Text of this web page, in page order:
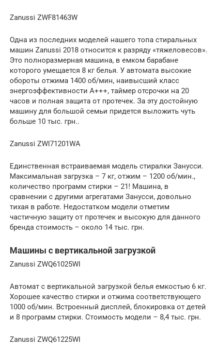
Zanussi ZWF81463W
Одна из последних моделей нашего топа стиральных
машин Zanussi 2018 относится к разряду «тяжеловесов».
Это полноразмерная машина, в емком барабане
которого умещается 8 кг белья. У автомата высокие
обороты отжима 1400 об/мин, наивысший класс
энергоэффективности A+++, таймер отсрочки на 20
часов и полная защита от протечек. За эту достойную
машину для большой семьи придется выложить чуть
больше 10 тыс. грн..
Zanussi ZWI71201WA
Единственная встраиваемая модель стиралки Занусси.
Максимальная загрузка – 7 кг, отжим – 1200 об/мин.,
количество программ стирки – 21! Машина, в
сравнении с другими агрегатами Занусси, довольно
тихая в работе. Недостатком модели отметим
частичную защиту от протечек и высокую для данного
бренда стоимость – около 14 тыс. грн.
Машины с вертикальной загрузкой
Zanussi ZWQ61025WI
Автомат с вертикальной загрузкой белья емкостью 6 кг.
Хорошее качество стирки и отжима соответствующего
1000 об/мин. Встроенный дисплей, блокировка от детей
и 8 программ стирки. Стоимость модели – 8,4 тыс. грн.
Zanussi ZWQ61225WI